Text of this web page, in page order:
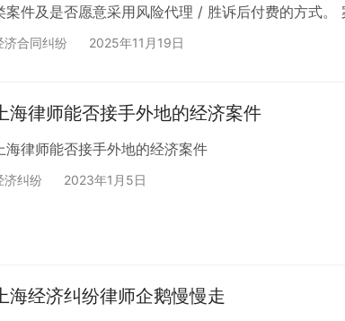
案件及是否愿意采用风险代理 / 胜诉后付费的方式。
：奔驰 A45S；2. 在交车前，车主已告知该车刷过三
偿，我出于善意转账 2 万元 给车主…
济合同纠纷 2025年11月19日
上海律师能否接手外地的经济案件
海律师能否接手外地的经济案件
济纠纷 2023年1月5日
海经济纠纷律师企鹅慢慢走